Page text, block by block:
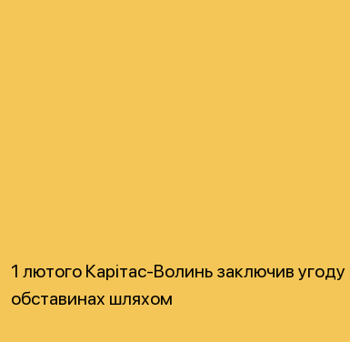
1 лютого Карітас-Волинь заключив
обставинах шляхом